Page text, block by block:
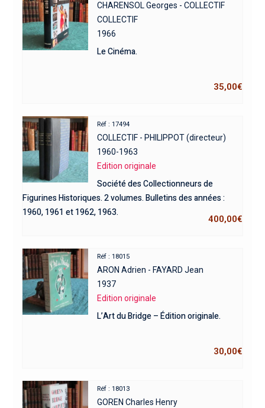
CHARENSOL Georges - COLLECTIF
COLLECTIF
1966
Le Cinéma.
35,00€
Réf : 17494
COLLECTIF - PHILIPPOT (directeur)
1960-1963
Edition originale
Société des Collectionneurs de
Figurines Historiques. 2 volumes. Bulletins des années :
1960, 1961 et 1962, 1963.
400,00€
Réf : 18015
ARON Adrien - FAYARD Jean
1937
Edition originale
L’Art du Bridge – Édition originale.
30,00€
Réf : 18013
GOREN Charles Henry